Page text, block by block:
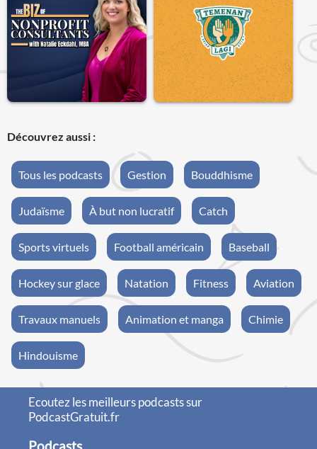
Découvrez aussi :
Tous les podcasts Gestion Bouddhisme
Judaïsme À but non lucratif Catch
Sports virtuels Football américain Baseball
Hockey sur glace Natation Fitness Aviation
Travaux manuels Animation et manga Chimie
Hindouisme
Ecoutez les meilleurs podcasts sur
PodcastGratuit.fr